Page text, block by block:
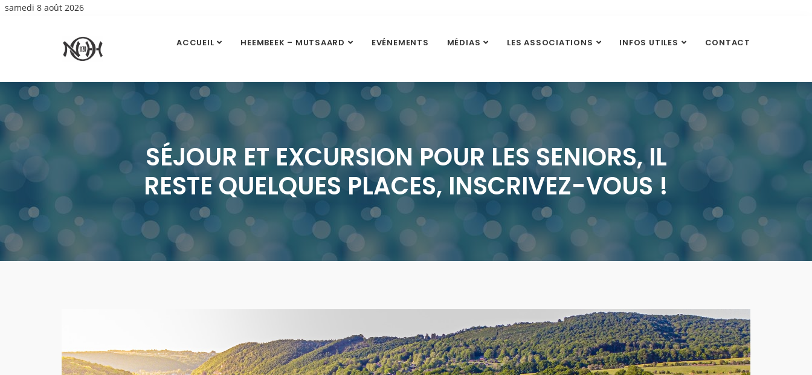
samedi 8 août 2026
ACCUEIL HEEMBEEK – MUTSAARD EVÉNEMENTS MÉDIAS LES ASSOCIATIONS INFOS UTILES CONTACT
SÉJOUR ET EXCURSION POUR LES SENIORS, IL
RESTE QUELQUES PLACES, INSCRIVEZ-VOUS !